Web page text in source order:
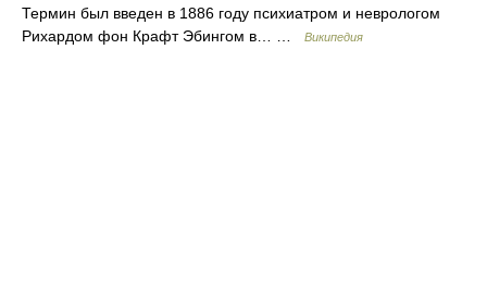
Термин был введен в 1886 году психиатром и неврологом
Рихардом фон Крафт Эбингом в… …
Википедия